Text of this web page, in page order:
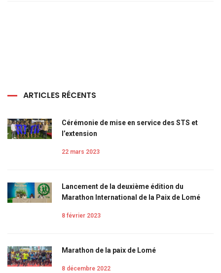
ARTICLES RÉCENTS
Cérémonie de mise en service des STS et
l’extension
22 mars 2023
Lancement de la deuxième édition du
Marathon International de la Paix de Lomé
8 février 2023
Marathon de la paix de Lomé
8 décembre 2022